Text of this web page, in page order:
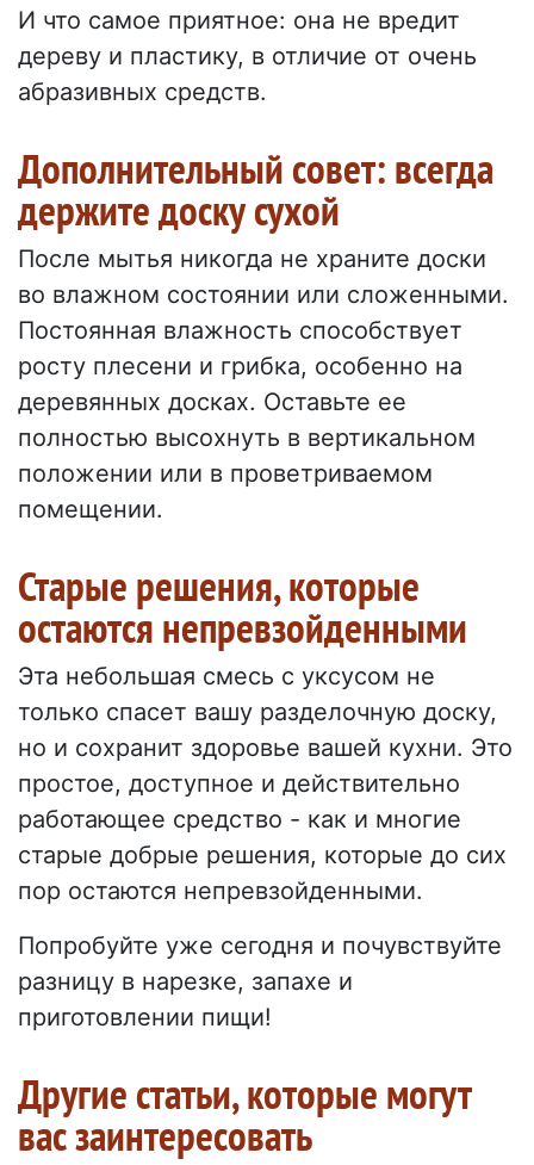
И что самое приятное: она не вредит
дереву и пластику, в отличие от очень
абразивных средств.
Дополнительный совет: всегда
держите доску сухой
После мытья никогда не храните доски
во влажном состоянии или сложенными.
Постоянная влажность способствует
росту плесени и грибка, особенно на
деревянных досках. Оставьте ее
полностью высохнуть в вертикальном
положении или в проветриваемом
помещении.
Старые решения, которые
остаются непревзойденными
Эта небольшая смесь с уксусом не
только спасет вашу разделочную доску,
но и сохранит здоровье вашей кухни. Это
простое, доступное и действительно
работающее средство - как и многие
старые добрые решения, которые до сих
пор остаются непревзойденными.
Попробуйте уже сегодня и почувствуйте
разницу в нарезке, запахе и
приготовлении пищи!
Другие статьи, которые могут
вас заинтересовать